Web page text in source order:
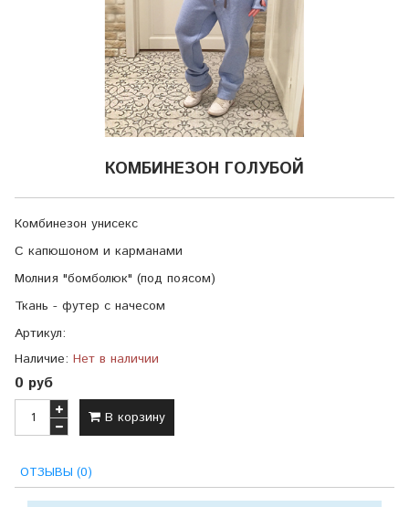
КОМБИНЕЗОН ГОЛУБОЙ
Комбинезон унисекс
С капюшоном и карманами
Молния "бомболюк" (под поясом)
Ткань - футер с начесом
Артикул:
Наличие: Нет в наличии
0 руб
В корзину
ОТЗЫВЫ (0)